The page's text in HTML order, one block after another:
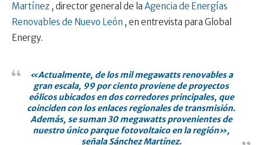
Martínez , director general de la Agencia de Energías
Renovables de Nuevo León , en entrevista para Global
Energy.
«Actualmente, de los mil megawatts renovables a
gran escala, 99 por ciento proviene de proyectos
eólicos ubicados en dos corredores principales, que
coinciden con los enlaces regionales de transmisión.
Además, se suman 30 megawatts provenientes de
nuestro único parque fotovoltaico en la región»,
señala Sánchez Martínez.